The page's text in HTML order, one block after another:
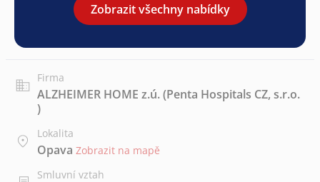
Zobrazit všechny nabídky
Firma
ALZHEIMER HOME z.ú. (Penta Hospitals CZ, s.r.o.
)
Lokalita
Opava Zobrazit na mapě
Smluvní vztah